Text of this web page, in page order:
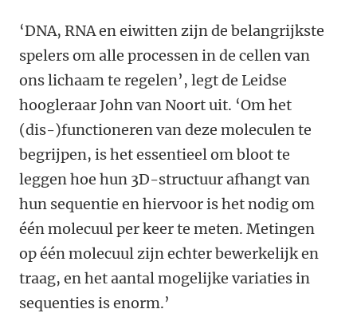
‘DNA, RNA en eiwitten zijn de belangrijkste
spelers om alle processen in de cellen van
ons lichaam te regelen’, legt de Leidse
hoogleraar John van Noort uit. ‘Om het
(dis-)functioneren van deze moleculen te
begrijpen, is het essentieel om bloot te
leggen hoe hun 3D-structuur afhangt van
hun sequentie en hiervoor is het nodig om
één molecuul per keer te meten. Metingen
op één molecuul zijn echter bewerkelijk en
traag, en het aantal mogelijke variaties in
sequenties is enorm.’